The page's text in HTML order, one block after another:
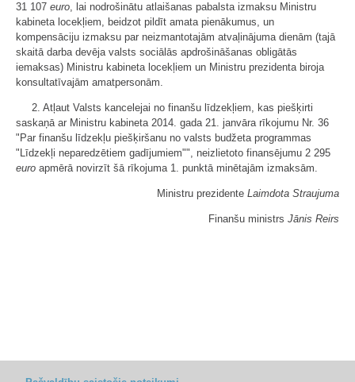
31 107 euro, lai nodrošinātu atlaišanas pabalsta izmaksu Ministru
kabineta locekļiem, beidzot pildīt amata pienākumus, un
kompensāciju izmaksu par neizmantotajām atvaļinājuma dienām (tajā
skaitā darba devēja valsts sociālās apdrošināšanas obligātās
iemaksas) Ministru kabineta locekļiem un Ministru prezidenta biroja
konsultatīvajām amatpersonām.
2. Atļaut Valsts kancelejai no finanšu līdzekļiem, kas piešķirti
saskaņā ar Ministru kabineta 2014. gada 21. janvāra rīkojumu Nr. 36
"Par finanšu līdzekļu piešķiršanu no valsts budžeta programmas
"Līdzekļi neparedzētiem gadījumiem"", neizlietoto finansējumu 2 295
euro apmērā novirzīt šā rīkojuma 1. punktā minētajām izmaksām.
Ministru prezidente Laimdota Straujuma
Finanšu ministrs Jānis Reirs